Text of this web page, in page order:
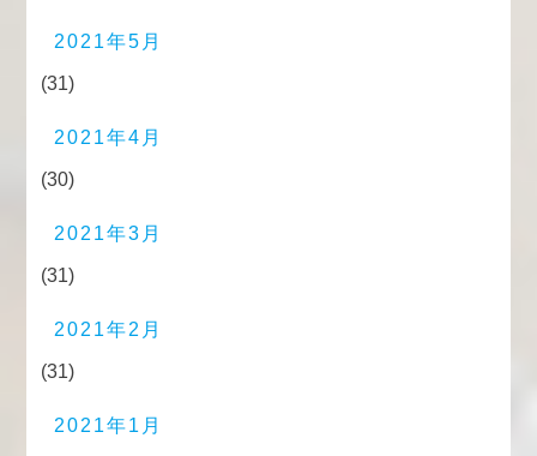
2021年5月
(31)
2021年4月
(30)
2021年3月
(31)
2021年2月
(31)
2021年1月